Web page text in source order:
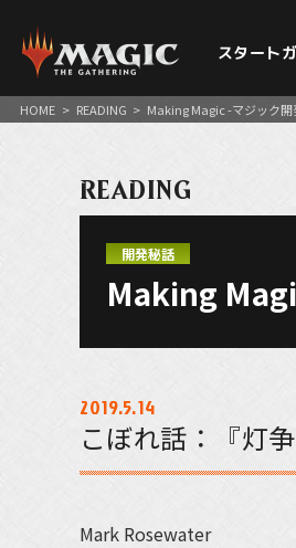
スタート
HOME > READING > Making Magic -マジック
READING
開発秘話
Making
2019.5.14
こぼれ話：『灯争
Mark Rosewater